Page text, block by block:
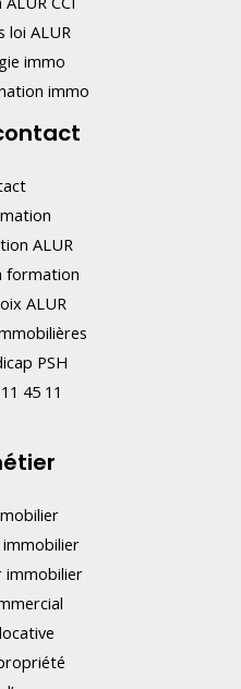
loi ALUR
immo
immo
ALUR
formation
ALUR
PSH
45 11
immobilier